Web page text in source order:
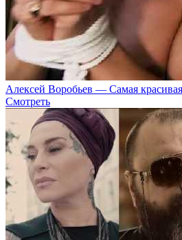
Алексей Воробьев — Самая
Смотреть